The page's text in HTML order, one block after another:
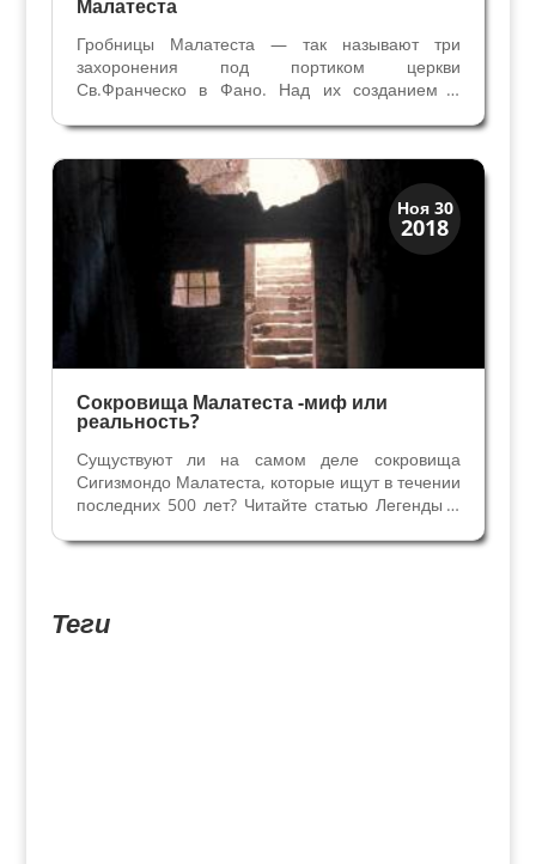
Малатеста
Гробницы Малатеста — так называют три
захоронения под портиком церкви
Св.Франческо в Фано. Над их созданием и
работали знаменитые мастера эпохи
Возрождения - Леон Баттиста Альберти и
Агостино ди Дуччио. Захоронение Паолы
Ноя 30
2018
История
Клады и медали
Сокровища Малатеста -миф или
реальность?
Сущуствуют ли на самом деле сокровища
Сигизмондо Малатеста, которые ищут в течении
последних 500 лет? Читайте статью Легенды и
Сигизмондо Малатеста не было легким и
Теги